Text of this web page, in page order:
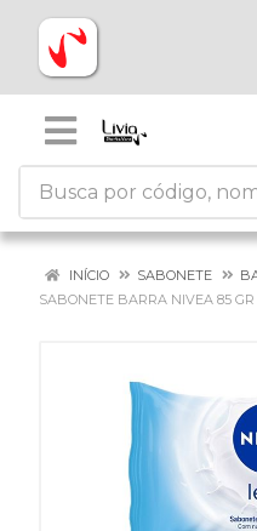
INÍCIO SABONETE
SABONETE BARRA NIVEA 85 GR